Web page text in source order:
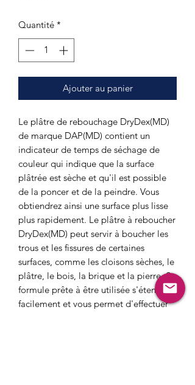
Quantité *
Ajouter au panier
Le plâtre de rebouchage DryDex(MD)
de marque DAP(MD) contient un
indicateur de temps de séchage de
couleur qui indique que la surface
plâtrée est sèche et qu'il est possible
de la poncer et de la peindre. Vous
obtiendrez ainsi une surface plus lisse
plus rapidement. Le plâtre à reboucher
DryDex(MD) peut servir à boucher les
trous et les fissures de certaines
surfaces, comme les cloisons sèches, le
plâtre, le bois, la brique et la pierre. Sa
formule prête à être utilisée s'étend
facilement et vous permet d'effectuer